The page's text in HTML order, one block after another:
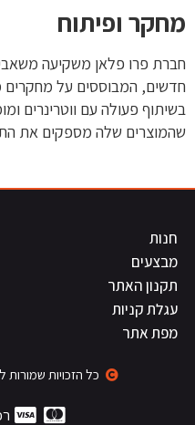
מחקר ופיתוח
חברת פרו פלאן משקיעה
חדשים, המבוססים על מחקרים
בשיתוף פעולה עם ווטרינרים
שהמוצרים שלה מספקים את
חנות
מבצעים
תקנון האתר
עגלת קניות
מפת אתר
כל הזכויות